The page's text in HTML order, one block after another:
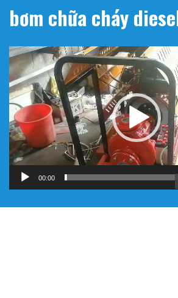
bơm chữa cháy
Trình
chơi
Video
00:00